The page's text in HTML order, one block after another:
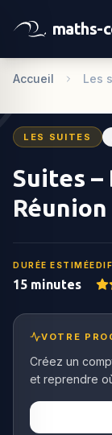
maths-
Accueil Les
LES SUITES
Suites –
Réunion
DURÉE ESTIMÉE
15 minutes
VOTRE
Créez un
et reprendre